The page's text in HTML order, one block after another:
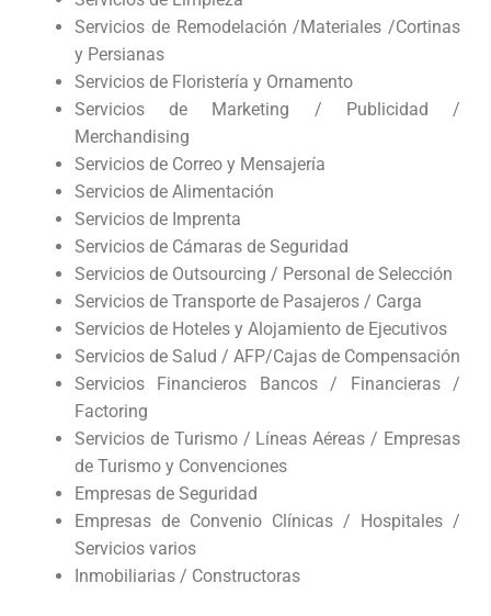
Servicios de Remodelación /Materiales /Cortinas
y Persianas
Servicios de Floristería y Ornamento
Servicios de Marketing / Publicidad /
Merchandising
Servicios de Correo y Mensajería
Servicios de Alimentación
Servicios de Imprenta
Servicios de Cámaras de Seguridad
Servicios de Outsourcing / Personal de Selección
Servicios de Transporte de Pasajeros / Carga
Servicios de Hoteles y Alojamiento de Ejecutivos
Servicios de Salud / AFP/Cajas de Compensación
Servicios Financieros Bancos / Financieras /
Factoring
Servicios de Turismo / Líneas Aéreas / Empresas
de Turismo y Convenciones
Empresas de Seguridad
Empresas de Convenio Clínicas / Hospitales /
Servicios varios
Inmobiliarias / Constructoras